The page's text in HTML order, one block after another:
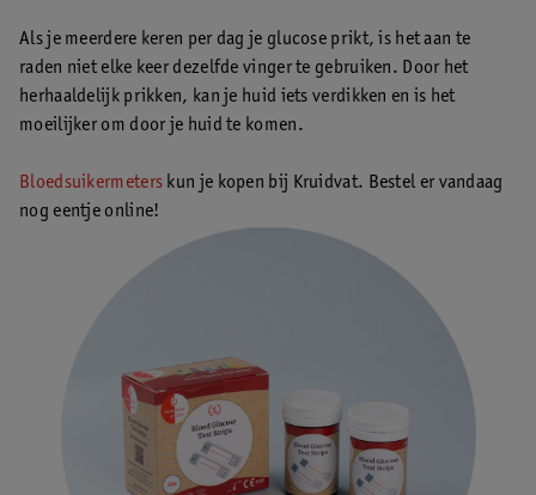
Als je meerdere keren per dag je glucose prikt, is het aan te
raden niet elke keer dezelfde vinger te gebruiken. Door het
herhaaldelijk prikken, kan je huid iets verdikken en is het
moeilijker om door je huid te komen.
Bloedsuikermeters kun je kopen bij Kruidvat. Bestel er vandaag
nog eentje online!